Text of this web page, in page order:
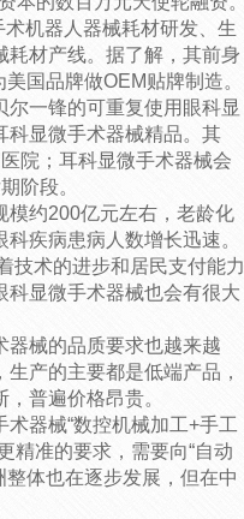
机器人器械耗材研发、生
耗材产线。据了解，其前身
国品牌做OEM贴牌制造。
一锋的可重复使用眼科显
科显微手术器械精品。其
院；耳科显微手术器械会
阶段。
模约200亿元左右，老龄化
疾病患病人数增长迅速。
技术的进步和居民支付能力
科显微手术器械也会有很大
器械的品质要求也越来越
产的主要都是低端产品，
普遍价格昂贵。
器械“数控机械加工+手工
精准的要求，需要向“自动
体也在逐步发展，但在中